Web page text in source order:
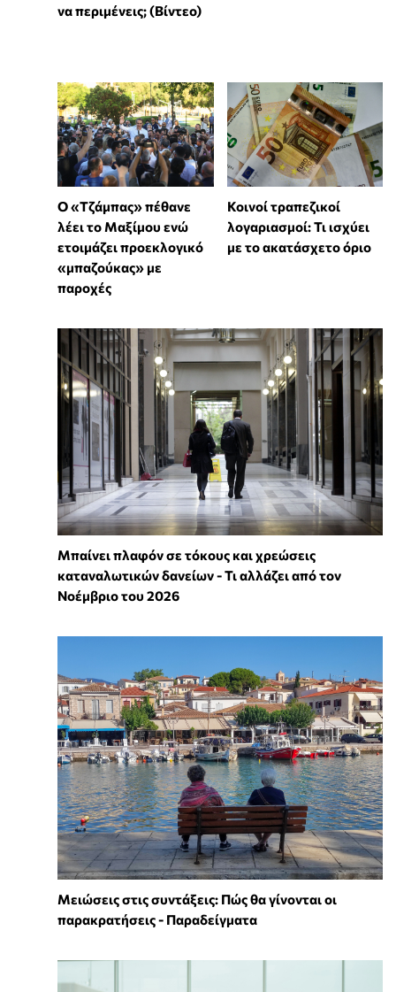
να περιμένεις; (Βίντεο)
Ο «Τζάμπας» πέθανε
λέει το Μαξίμου ενώ
ετοιμάζει προεκλογικό
«μπαζούκας» με
παροχές
Κοινοί τραπεζικοί
λογαριασμοί: Τι ισχύει
με το ακατάσχετο όριο
Μπαίνει πλαφόν σε τόκους και χρεώσεις
καταναλωτικών δανείων - Τι αλλάζει από τον
Νοέμβριο του 2026
Μειώσεις στις συντάξεις: Πώς θα γίνονται οι
παρακρατήσεις - Παραδείγματα